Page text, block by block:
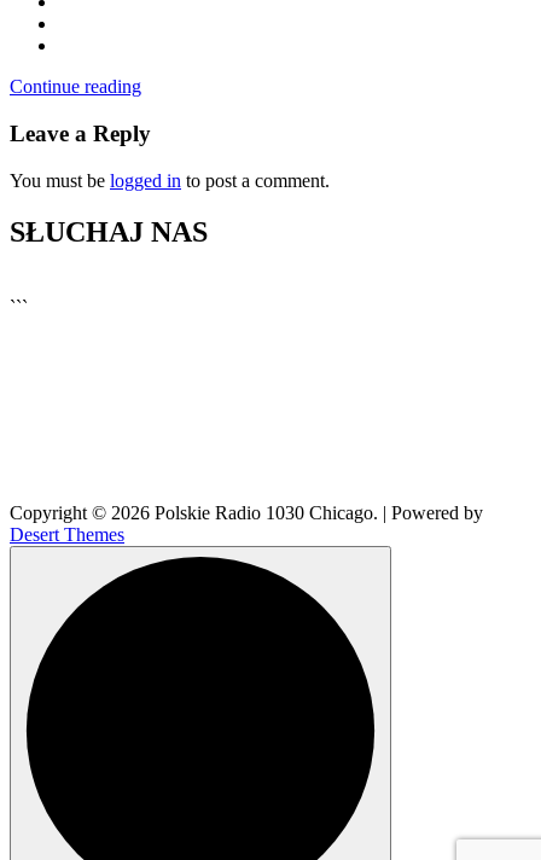
Continue reading
Leave a Reply
You must be logged in to post a comment.
SŁUCHAJ NAS
```
Copyright © 2026 Polskie Radio 1030 Chicago. | Powered by
Desert Themes